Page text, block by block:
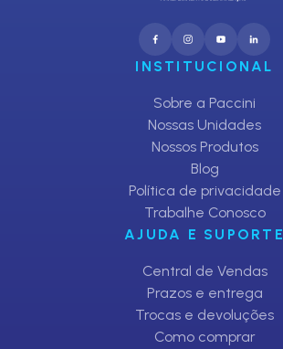
INSTITUCIONAL
Sobre a Paccini
Nossas Unidades
Nossos Produtos
Blog
Política de privacidade
Trabalhe Conosco
AJUDA E SUPORTE
Central de Vendas
Prazos e entrega
Trocas e devoluções
Como comprar